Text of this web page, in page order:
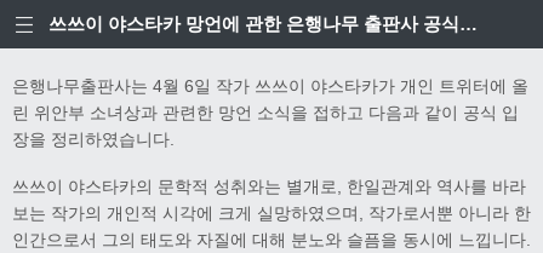
쓰쓰이 야스타카 망언에 관한 은행나무 출판사 공식입장
은행나무출판사는 4월 6일 작가 쓰쓰이 야스타카가 개인 트위터에 올
린 위안부 소녀상과 관련한 망언 소식을 접하고 다음과 같이 공식 입
장을 정리하였습니다.
쓰쓰이 야스타카의 문학적 성취와는 별개로, 한일관계와 역사를 바라
보는 작가의 개인적 시각에 크게 실망하였으며, 작가로서뿐 아니라 한
인간으로서 그의 태도와 자질에 대해 분노와 슬픔을 동시에 느낍니다.